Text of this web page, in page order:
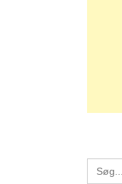
Search
for: